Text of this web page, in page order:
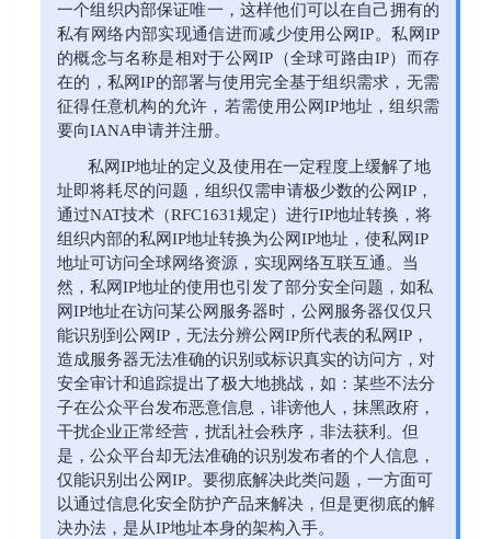
一个组织内部保证唯一，这样他们可以在自己拥有的
私有网络内部实现通信进而减少使用公网IP。私网IP
的概念与名称是相对于公网IP（全球可路由IP）而存
在的，私网IP的部署与使用完全基于组织需求，无需
征得任意机构的允许，若需使用公网IP地址，组织需
要向IANA申请并注册。
私网IP地址的定义及使用在一定程度上缓解了地
址即将耗尽的问题，组织仅需申请极少数的公网IP，
通过NAT技术（RFC1631规定）进行IP地址转换，将
组织内部的私网IP地址转换为公网IP地址，使私网IP
地址可访问全球网络资源，实现网络互联互通。当
然，私网IP地址的使用也引发了部分安全问题，如私
网IP地址在访问某公网服务器时，公网服务器仅仅只
能识别到公网IP，无法分辨公网IP所代表的私网IP，
造成服务器无法准确的识别或标识真实的访问方，对
安全审计和追踪提出了极大地挑战，如：某些不法分
子在公众平台发布恶意信息，诽谤他人，抹黑政府，
干扰企业正常经营，扰乱社会秩序，非法获利。但
是，公众平台却无法准确的识别发布者的个人信息，
仅能识别出公网IP。要彻底解决此类问题，一方面可
以通过信息化安全防护产品来解决，但是更彻底的解
决办法，是从IP地址本身的架构入手。